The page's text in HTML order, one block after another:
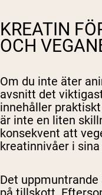
KREATIN
OCH
Om du inte äter
avsnitt det
innehåller
är inte en liten
konsekvent att
kreatinnivåer i
Det
Shipping Country: